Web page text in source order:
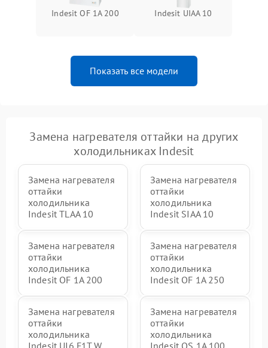
Indesit OF 1A 200 Indesit UIAA 10
Показать все модели
Замена нагревателя оттайки на других
холодильниках Indesit
Замена нагревателя
оттайки
холодильника
Indesit TLAA 10
Замена нагревателя
оттайки
холодильника
Indesit SIAA 10
Замена нагревателя
оттайки
холодильника
Indesit OF 1A 200
Замена нагревателя
оттайки
холодильника
Indesit OF 1A 250
Замена нагревателя
оттайки
холодильника
Замена нагревателя
оттайки
холодильника